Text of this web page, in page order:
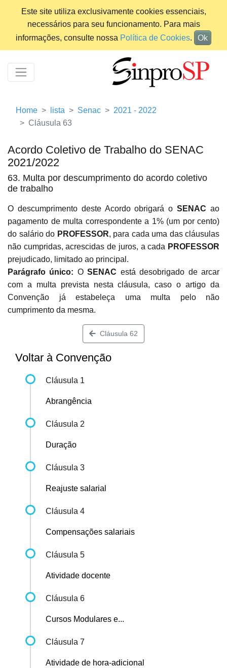
Este site utiliza exclusivamente cookies essenciais,
necessários para seu funcionamento. Para mais
informações, consulte nossa Política de Cookies. Ok
Home lista Senac
2021 - 2022
Cláusula 63
Acordo Coletivo de Trabalho do SENAC
2021/2022
63. Multa por descumprimento do acordo coletivo
de trabalho
O descumprimento deste Acordo obrigará oSENACao
pagamento de multa correspondente a 1% (um por cento)
do salário do PROFESSOR, para cada uma das cláusulas
não cumpridas, acrescidas de juros, a cada PROFESSOR
prejudicado, limitado ao principal.
Parágrafo único: OSENAC está desobrigado de arcar
com a multa prevista nesta cláusula, caso o artigo da
Convenção já estabeleça uma multa pelo não
cumprimento da mesma.
Cláusula 62
Voltar à Convenção
Cláusula 1
Abrangência
Cláusula 2
Duração
Cláusula 3
Reajuste salarial
Cláusula 4
Compensações salariais
Cláusula 5
Atividade docente
Cláusula 6
Cursos Modulares e...
Cláusula 7
Atividade de hora-adicional